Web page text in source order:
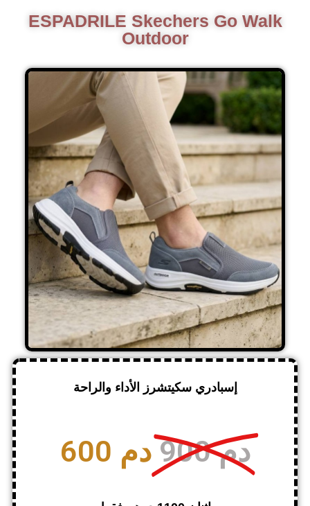
ESPADRILE Skechers Go Walk
Outdoor
إسبادري سكيتشرز الأداء والراحة
600 دم 900 دم